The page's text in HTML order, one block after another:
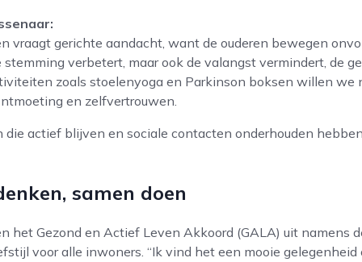
vraagt gerichte aandacht, want de ouderen bewegen
verbetert, maar ook de valangst vermindert, de
zoals stoelenyoga en Parkinson boksen willen we
en zelfvertrouwen.
die actief blijven en sociale contacten onderhouden
samen doen
het Gezond en Actief Leven Akkoord (GALA) uit namens
voor alle inwoners. “Ik vind het een mooie